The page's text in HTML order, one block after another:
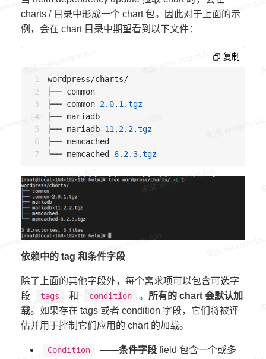
charts / 目录中形成一个 chart 包。因此对于上面的示
例，会在 chart 目录中期望看到以下文件：
复制
wordpress/charts/
├── common
├── common-2.0. 1 .tgz
├── mariadb
├── mariadb-11.2. 2.tgz
├── memcached
└── memcached-6.2. 3.tgz
依赖中的 tag 和条件字段
除了上面的其他字段外，每个需求项可以包含可选字
段
tags 和 condition 。 所有的 chart 会默认加
载。如果存在 tags 或者 condition 字段，它们将被评
估并用于控制它们应用的 chart 的加载。
Condition ——条件字段 field 包含一个或多